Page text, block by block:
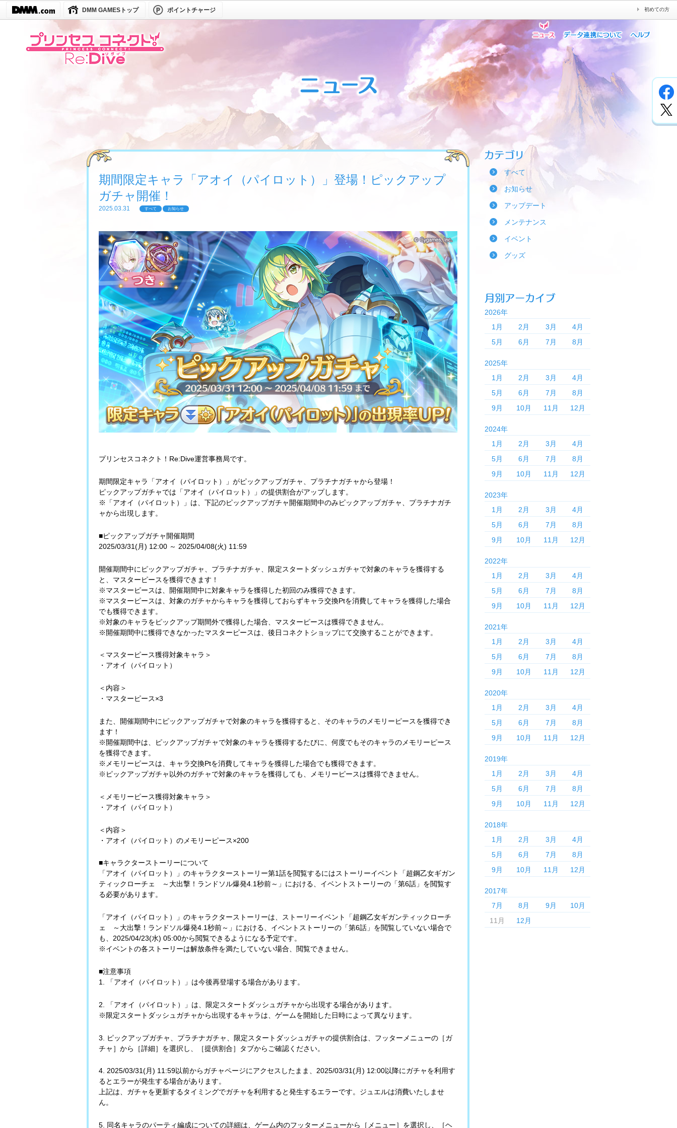
DMM GAMESトップ ポイントチャージ 初めての方
期間限定キャラ「アオイ（パイロット）」登場！ピックアップ
ガチャ開催！
2025.03.31 すべて お知らせ
プリンセスコネクト！Re:Dive運営事務局です。
期間限定キャラ「アオイ（パイロット）」がピックアップガチャ、プラチナガチャから登場！
ピックアップガチャでは「アオイ（パイロット）」の提供割合がアップします。
※「アオイ（パイロット）」は、下記のピックアップガチャ開催期間中のみピックアップガチャ、プラチナガチ
ャから出現します。
■ピックアップガチャ開催期間
2025/03/31(月) 12:00 ～ 2025/04/08(火) 11:59
開催期間中にピックアップガチャ、プラチナガチャ、限定スタートダッシュガチャで対象のキャラを獲得する
と、マスターピースを獲得できます！
※マスターピースは、開催期間中に対象キャラを獲得した初回のみ獲得できます。
※マスターピースは、対象のガチャからキャラを獲得しておらずキャラ交換Ptを消費してキャラを獲得した場合
でも獲得できます。
※対象のキャラをピックアップ期間外で獲得した場合、マスターピースは獲得できません。
※開催期間中に獲得できなかったマスターピースは、後日コネクトショップにて交換することができます。
＜マスターピース獲得対象キャラ＞
・アオイ（パイロット）
＜内容＞
・マスターピース×3
また、開催期間中にピックアップガチャで対象のキャラを獲得すると、そのキャラのメモリーピースを獲得でき
ます！
※開催期間中は、ピックアップガチャで対象のキャラを獲得するたびに、何度でもそのキャラのメモリーピース
を獲得できます。
※メモリーピースは、キャラ交換Ptを消費してキャラを獲得した場合でも獲得できます。
※ピックアップガチャ以外のガチャで対象のキャラを獲得しても、メモリーピースは獲得できません。
＜メモリーピース獲得対象キャラ＞
・アオイ（パイロット）
＜内容＞
・アオイ（パイロット）のメモリーピース×200
■キャラクターストーリーについて
「アオイ（パイロット）」のキャラクターストーリー第1話を閲覧するにはストーリーイベント「超鋼乙女ギガン
ティックローチェ ～大出撃！ランドソル爆発4.1秒前～」における、イベントストーリーの「第6話」を閲覧す
る必要があります。
「アオイ（パイロット）」のキャラクターストーリーは、ストーリーイベント「超鋼乙女ギガンティックローチ
ェ ～大出撃！ランドソル爆発4.1秒前～」における、イベントストーリーの「第6話」を閲覧していない場合で
も、2025/04/23(水) 05:00から閲覧できるようになる予定です。
※イベントの各ストーリーは解放条件を満たしていない場合、閲覧できません。
■注意事項
1. 「アオイ（パイロット）」は今後再登場する場合があります。
2. 「アオイ（パイロット）」は、限定スタートダッシュガチャから出現する場合があります。
※限定スタートダッシュガチャから出現するキャラは、ゲームを開始した日時によって異なります。
3. ピックアップガチャ、プラチナガチャ、限定スタートダッシュガチャの提供割合は、フッターメニューの［ガ
チャ］から［詳細］を選択し、［提供割合］タブからご確認ください。
4. 2025/03/31(月) 11:59以前からガチャページにアクセスしたまま、2025/03/31(月) 12:00以降にガチャを利用す
るとエラーが発生する場合があります。
上記は、ガチャを更新するタイミングでガチャを利用すると発生するエラーです。ジュエルは消費いたしませ
ん。
5. 同名キャラのパーティ編成についての詳細は、ゲーム内のフッターメニューから［メニュー］を選択し、［ヘ
すべて
お知らせ
アップデート
メンテナンス
イベント
グッズ
2026年
1月
2月 3月
4月
5月
6月 7月 8月
2025年
1月
2月 3月
4月
5月
6月 7月
8月
9月
10月 11月 12月
2024年
1月
2月 3月
4月
5月
6月 7月
8月
9月
10月 11月 12月
2023年
1月
2月 3月
4月
5月
6月 7月
8月
9月
10月 11月 12月
2022年
1月
2月 3月
4月
5月
6月 7月
8月
9月
10月 11月 12月
2021年
1月
2月 3月
4月
5月
6月 7月
8月
9月
10月 11月 12月
2020年
1月
2月 3月
4月
5月
6月 7月
8月
9月
10月 11月 12月
2019年
1月
2月 3月
4月
5月
6月 7月
8月
9月
10月 11月 12月
2018年
1月
2月 3月
4月
5月
6月 7月
8月
9月
10月 11月 12月
2017年
7月
8月 9月
10月
11月
12月